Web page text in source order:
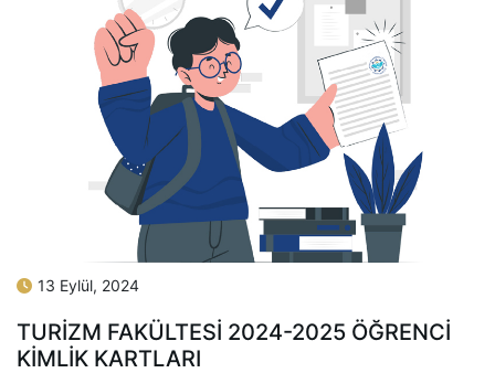
13 Eylül, 2024
TURİZM FAKÜLTESİ 2024-2025 ÖĞRENCİ
KİMLİK KARTLARI